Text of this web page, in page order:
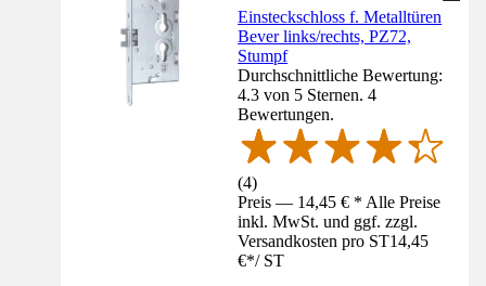
Einsteckschloss f. Metalltüren
Bever links/rechts, PZ72,
Stumpf
Durchschnittliche Bewertung:
4.3 von 5 Sternen. 4
Bewertungen.
(4)
Preis — 14,45 € * Alle Preise
inkl. MwSt. und ggf. zzgl.
Versandkosten pro ST14,45
€*/ ST